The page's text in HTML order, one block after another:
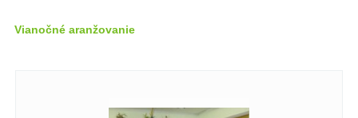
Vianočné aranžovanie